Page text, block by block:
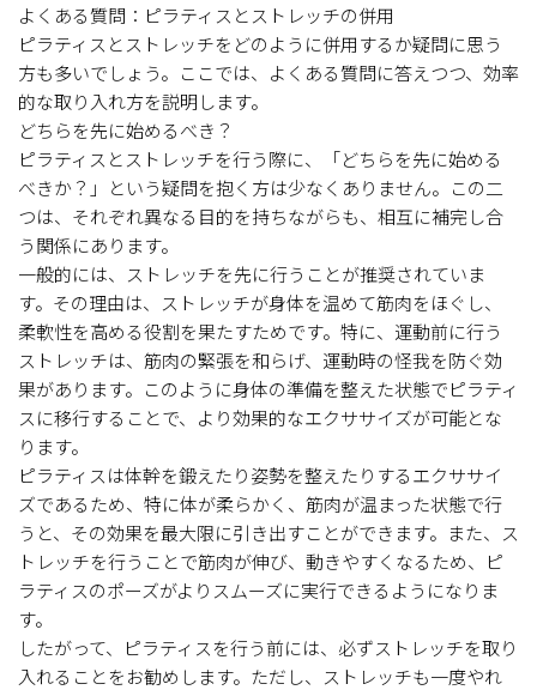
よくある質問：ピラティスとストレッチの併用
ピラティスとストレッチをどのように併用するか疑問に思う
方も多いでしょう。ここでは、よくある質問に答えつつ、効率
的な取り入れ方を説明します。
どちらを先に始めるべき？
ピラティスとストレッチを行う際に、「どちらを先に始める
べきか？」という疑問を抱く方は少なくありません。この二
つは、それぞれ異なる目的を持ちながらも、相互に補完し合
う関係にあります。
一般的には、ストレッチを先に行うことが推奨されていま
す。その理由は、ストレッチが身体を温めて筋肉をほぐし、
柔軟性を高める役割を果たすためです。特に、運動前に行う
ストレッチは、筋肉の緊張を和らげ、運動時の怪我を防ぐ効
果があります。このように身体の準備を整えた状態でピラティ
スに移行することで、より効果的なエクササイズが可能とな
ります。
ピラティスは体幹を鍛えたり姿勢を整えたりするエクササイ
ズであるため、特に体が柔らかく、筋肉が温まった状態で行
うと、その効果を最大限に引き出すことができます。また、ス
トレッチを行うことで筋肉が伸び、動きやすくなるため、ピ
ラティスのポーズがよりスムーズに実行できるようになりま
す。
したがって、ピラティスを行う前には、必ずストレッチを取り
入れることをお勧めします。ただし、ストレッチも一度やれ